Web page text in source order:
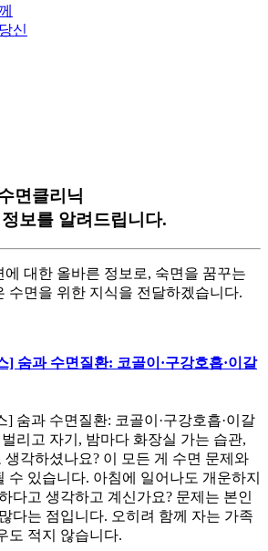
신
면클리닉
보를 알려드립니다.
대한 올바른 정보로, 숙면을 꿈꾸는
수면을 위한 지식을 전달하겠습니다.
] 숨과 수면질환: 코골이·구강호흡·이갈
] 숨과 수면질환: 코골이·구강호흡·이갈
리고 자기, 밤마다 화장실 가는 습관,
각하셨나요? 이 모든 게 수면 문제와
수 있습니다. 아침에 일어나도 개운하지
다고 생각하고 계신가요? 문제는 본인
다는 점입니다. 오히려 함께 자는 가족
우도 적지 않습니다.